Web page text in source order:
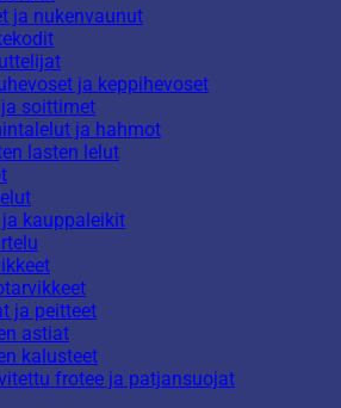
ja nukenvaunut
ja keppihevoset
soittimet
ja hahmot
lasten lelut
ja kauppaleikit
ja peitteet
astiat
kalusteet
frotee ja patjansuojat